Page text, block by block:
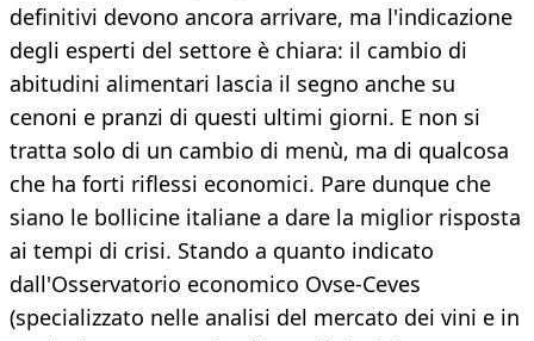
definitivi devono ancora arrivare, ma l'indicazione
degli esperti del settore è chiara: il cambio di
abitudini alimentari lascia il segno anche su
cenoni e pranzi di questi ultimi giorni. E non si
tratta solo di un cambio di menù, ma di qualcosa
che ha forti riflessi economici. Pare dunque che
siano le bollicine italiane a dare la miglior risposta
ai tempi di crisi. Stando a quanto indicato
dall'Osservatorio economico Ovse-Ceves
(specializzato nelle analisi del mercato dei vini e in